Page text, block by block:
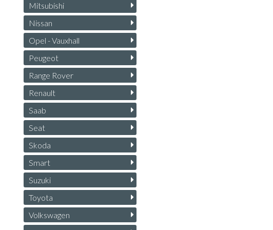
Mitsubishi
Nissan
Opel - Vauxhall
Peugeot
Range Rover
Renault
Saab
Seat
Skoda
Smart
Suzuki
Toyota
Volkswagen